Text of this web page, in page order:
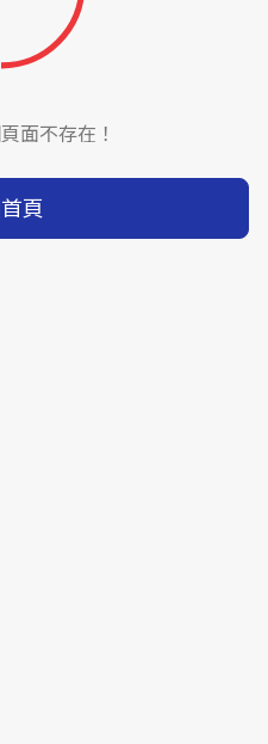
面不存在！
頁